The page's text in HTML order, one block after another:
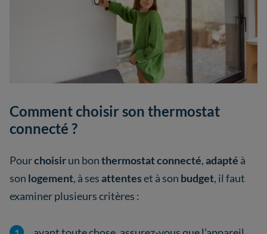
Comment choisir son thermostat
connecté ?
Pourchoisirun bonthermostat connecté,adapté à
son logement, à sesattenteset à son budget, il faut
examiner plusieurs critères :